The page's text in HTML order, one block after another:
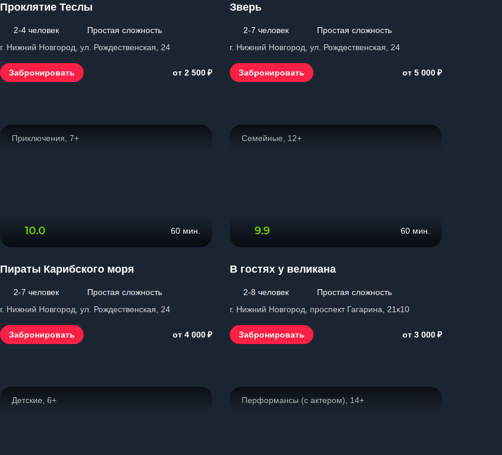
Проклятие Теслы
2-4 человек
Простая сложность
г. Нижний Новгород, ул. Рождественская, 24
Забронировать от 2 500₽
Зверь
2-7 человек
Простая сложность
г. Нижний Новгород, ул. Рождественская, 24
Забронировать от 5 000₽
Приключения, 7+
10.0 60 мин.
Пираты Карибского моря
2-7 человек
Простая сложность
г. Нижний Новгород, ул. Рождественская, 24
Забронировать от 4 000₽
Семейные, 12+
9.9 60 мин.
В гостях у великана
2-8 человек
Простая сложность
г. Нижний Новгород, проспект Гагарина, 21к10
Забронировать от 3 000₽
Детские, 6+ Перформансы (с актером), 14+